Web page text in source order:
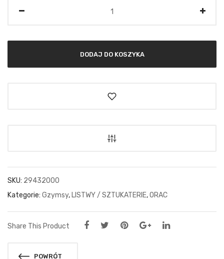
DODAJ DO KOSZYKA
SKU: 29432000
Kategorie: Gzymsy,LISTWY / SZTUKATERIE,ORAC
Share This Product
POWRÓT